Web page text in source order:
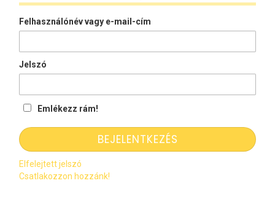
Felhasználónév vagy e-mail-cím
Jelszó
Emlékezz rám!
Elfelejtett jelszó
Csatlakozzon hozzánk!